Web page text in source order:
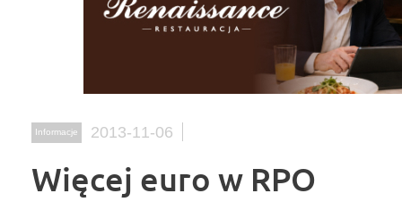
Informacje 2013-11-06
Więcej euro w RPO